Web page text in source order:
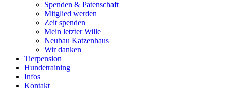
Spenden & Patenschaft
Mitglied werden
Zeit spenden
Mein letzter Wille
Neubau Katzenhaus
Wir danken
Tierpension
Hundetraining
Infos
Kontakt